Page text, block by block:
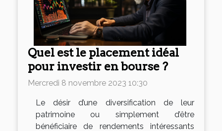
Quel est le placement idéal
pour investir en bourse ?
Mercredi 8 novembre 2023 10:30
Le désir d’une diversification de leur
patrimoine ou simplement d’être
bénéficiaire de rendements intéressants